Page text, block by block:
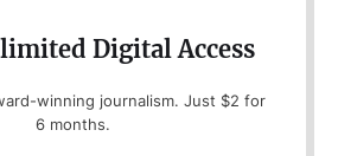
Digital Access
winning journalism. Just $2 for
6 months.